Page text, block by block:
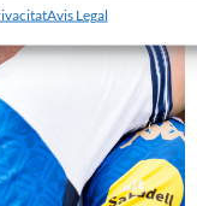
Avis Legal